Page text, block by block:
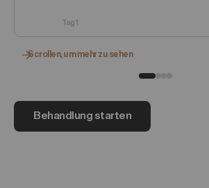
Tag 1
Scrollen, um mehr zu sehen
Behandlung starten